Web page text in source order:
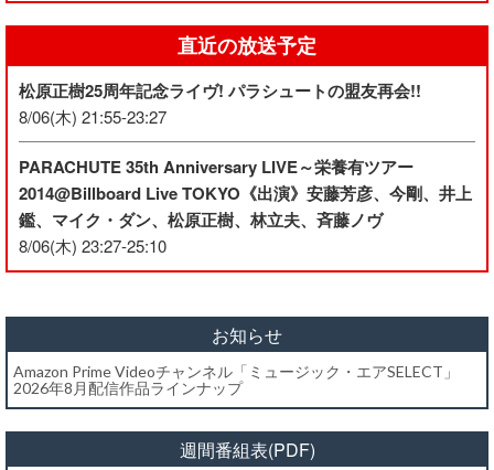
直近の放送予定
松原正樹25周年記念ライヴ! パラシュートの盟友再会!!
8/06(木) 21:55-23:27
PARACHUTE 35th Anniversary LIVE～栄養有ツアー
2014@Billboard Live TOKYO《出演》安藤芳彦、今剛、井上
鑑、マイク・ダン、松原正樹、林立夫、斉藤ノヴ
8/06(木) 23:27-25:10
お知らせ
Amazon Prime Videoチャンネル「ミュージック・エアSELECT」
2026年8月配信作品ラインナップ
週間番組表(PDF)